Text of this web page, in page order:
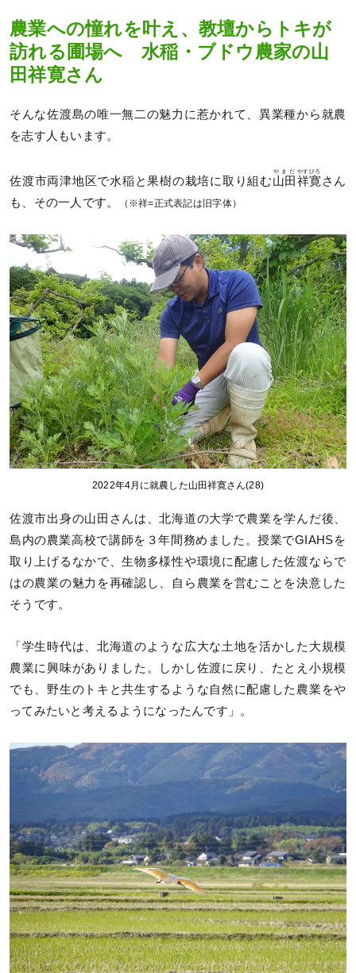
農業への憧れを叶え、教壇からトキが
訪れる圃場へ 水稲・ブドウ農家の山
田祥寛さん
そんな佐渡島の唯一無二の魅力に惹かれて、異業種から就農
を志す人もいます。
佐渡市両津地区で水稲と果樹の栽培に取り組む山田
やまだ
祥寛
やすひろ
さん
も、その一人です。
（※祥=正式表記は旧字体）
2022年4月に就農した山田祥寛さん(28)
佐渡市出身の山田さんは、北海道の大学で農業を学んだ後、
島内の農業高校で講師を３年間務めました。授業でGIAHSを
取り上げるなかで、生物多様性や環境に配慮した佐渡ならで
はの農業の魅力を再確認し、自ら農業を営むことを決意した
そうです。
「学生時代は、北海道のような広大な土地を活かした大規模
農業に興味がありました。しかし佐渡に戻り、たとえ小規模
でも、野生のトキと共生するような自然に配慮した農業をや
ってみたいと考えるようになったんです」。